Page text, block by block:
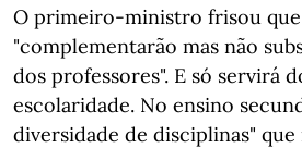
O primeiro-ministro frisou
"complementarão mas não
dos professores". E só servirá
escolaridade. No ensino
diversidade de disciplinas" que